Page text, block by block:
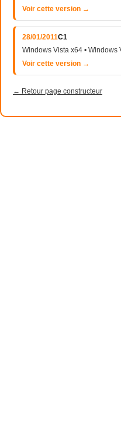
Voir cette version →
28/01/2011C1
Windows Vista x64 • Windows
Voir cette version →
← Retour page constructeur